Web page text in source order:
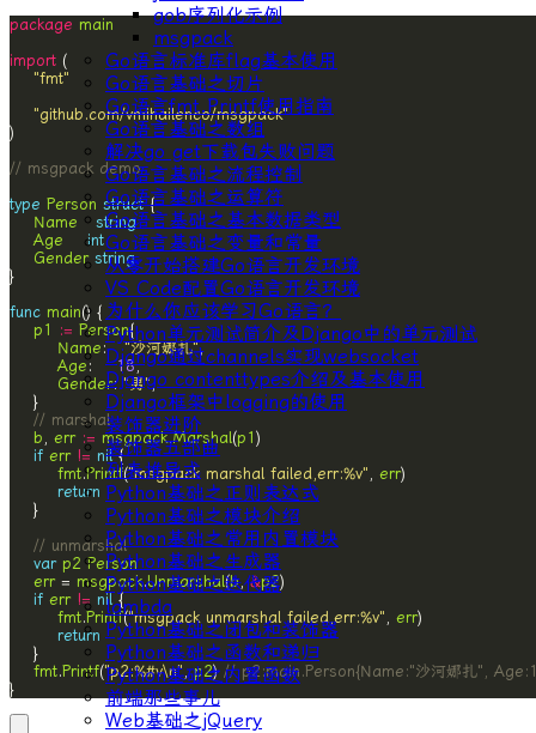
gob序列化示例
msgpack
Go语言标准库flag基本使用
Go语言基础之切片
Go语言fmt.Printf使用指南
Go语言基础之数组
解决go get下载包失败问题
Go语言基础之流程控制
Go语言基础之运算符
Go语言基础之基本数据类型
Go语言基础之变量和常量
从零开始搭建Go语言开发环境
VS Code配置Go语言开发环境
为什么你应该学习Go语言？
Python单元测试简介及Django中的单元测试
Django通过channels实现websocket
Django contenttypes介绍及基本使用
Django框架中logging的使用
装饰器进阶
装饰器五部曲
列表推导式
Python基础之正则表达式
Python基础之模块介绍
Python基础之常用内置模块
Python基础之生成器
Python基础之迭代器
lambda
Python基础之闭包和装饰器
Python基础之函数和递归
Python基础之内置函数
前端那些事儿
Web基础之jQuery
package main
import
"fmt"
"github.com/vmihailenco/msgpack"
// msgpack demo
type Person struct
Name
string
Age
int
Gender string
func main
p1
:= Person
Name : "沙河娜扎"
Age : 18
Gender: "男"
// marshal
b
err := msgpack.Marshal(p1
if err != nil
fmt.Printf("msgpack marshal failed,err:%v" err
return
// unmarshal
var p2 Person
err = msgpack.Unmarshal(b, &p2
if err != nil
fmt.Printf("msgpack unmarshal failed,err:%v" err
return
fmt.Printf("p2:%#v\n", p2) // p2:main.Person{Name:"沙河娜扎",
}